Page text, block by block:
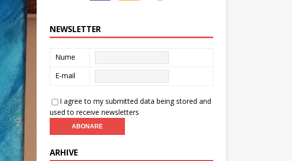
NEWSLETTER
Nume
E-mail
I agree to my submitted data being stored and
used to receive newsletters
ARHIVE